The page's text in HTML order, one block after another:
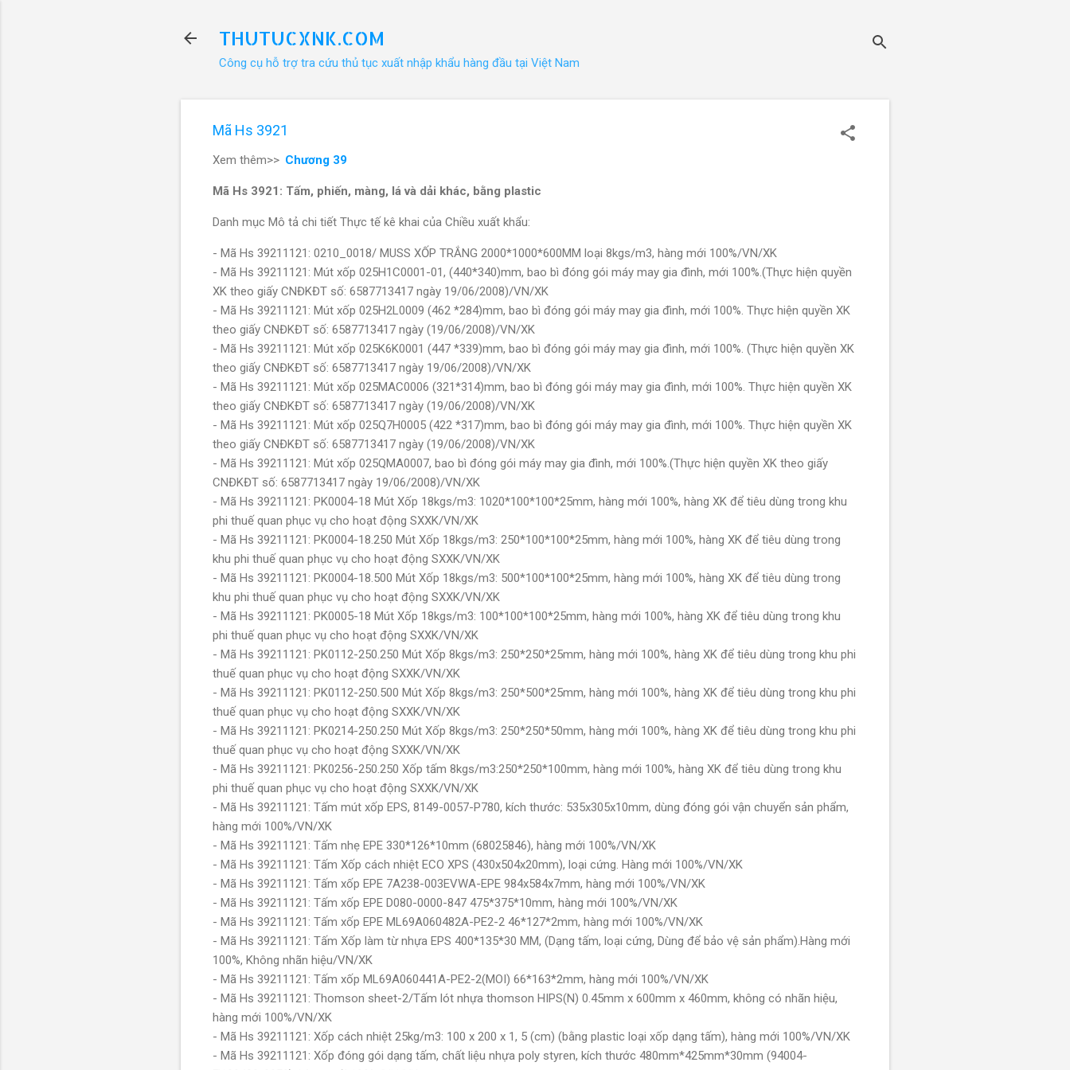
THUTUCXNK.COM
Công cụ hỗ trợ tra cứu thủ tục xuất nhập khẩu hàng đầu tại Việt Nam
Mã Hs 3921
Xem thêm>> Chương 39
Mã Hs 3921: Tấm, phiến, màng, lá và dải khác, bằng plastic
Danh mục Mô tả chi tiết Thực tế kê khai của Chiều xuất khẩu:
- Mã Hs 39211121: 0210_0018/ MUSS XỐP TRẮNG 2000*1000*600MM loại 8kgs/m3, hàng mới 100%/VN/XK
- Mã Hs 39211121: Mút xốp 025H1C0001-01, (440*340)mm, bao bì đóng gói máy may gia đình, mới 100%.(Thực hiện quyền
XK theo giấy CNĐKĐT số: 6587713417 ngày 19/06/2008)/VN/XK
- Mã Hs 39211121: Mút xốp 025H2L0009 (462 *284)mm, bao bì đóng gói máy may gia đình, mới 100%. Thực hiện quyền XK
theo giấy CNĐKĐT số: 6587713417 ngày (19/06/2008)/VN/XK
- Mã Hs 39211121: Mút xốp 025K6K0001 (447 *339)mm, bao bì đóng gói máy may gia đình, mới 100%. (Thực hiện quyền XK
theo giấy CNĐKĐT số: 6587713417 ngày 19/06/2008)/VN/XK
- Mã Hs 39211121: Mút xốp 025MAC0006 (321*314)mm, bao bì đóng gói máy may gia đình, mới 100%. Thực hiện quyền XK
theo giấy CNĐKĐT số: 6587713417 ngày (19/06/2008)/VN/XK
- Mã Hs 39211121: Mút xốp 025Q7H0005 (422 *317)mm, bao bì đóng gói máy may gia đình, mới 100%. Thực hiện quyền XK
theo giấy CNĐKĐT số: 6587713417 ngày (19/06/2008)/VN/XK
- Mã Hs 39211121: Mút xốp 025QMA0007, bao bì đóng gói máy may gia đình, mới 100%.(Thực hiện quyền XK theo giấy
CNĐKĐT số: 6587713417 ngày 19/06/2008)/VN/XK
- Mã Hs 39211121: PK0004-18 Mút Xốp 18kgs/m3: 1020*100*100*25mm, hàng mới 100%, hàng XK để tiêu dùng trong khu
phi thuế quan phục vụ cho hoạt động SXXK/VN/XK
- Mã Hs 39211121: PK0004-18.250 Mút Xốp 18kgs/m3: 250*100*100*25mm, hàng mới 100%, hàng XK để tiêu dùng trong
khu phi thuế quan phục vụ cho hoạt động SXXK/VN/XK
- Mã Hs 39211121: PK0004-18.500 Mút Xốp 18kgs/m3: 500*100*100*25mm, hàng mới 100%, hàng XK để tiêu dùng trong
khu phi thuế quan phục vụ cho hoạt động SXXK/VN/XK
- Mã Hs 39211121: PK0005-18 Mút Xốp 18kgs/m3: 100*100*100*25mm, hàng mới 100%, hàng XK để tiêu dùng trong khu
phi thuế quan phục vụ cho hoạt động SXXK/VN/XK
- Mã Hs 39211121: PK0112-250.250 Mút Xốp 8kgs/m3: 250*250*25mm, hàng mới 100%, hàng XK để tiêu dùng trong khu phi
thuế quan phục vụ cho hoạt động SXXK/VN/XK
- Mã Hs 39211121: PK0112-250.500 Mút Xốp 8kgs/m3: 250*500*25mm, hàng mới 100%, hàng XK để tiêu dùng trong khu phi
thuế quan phục vụ cho hoạt động SXXK/VN/XK
- Mã Hs 39211121: PK0214-250.250 Mút Xốp 8kgs/m3: 250*250*50mm, hàng mới 100%, hàng XK để tiêu dùng trong khu phi
thuế quan phục vụ cho hoạt động SXXK/VN/XK
- Mã Hs 39211121: PK0256-250.250 Xốp tấm 8kgs/m3:250*250*100mm, hàng mới 100%, hàng XK để tiêu dùng trong khu
phi thuế quan phục vụ cho hoạt động SXXK/VN/XK
- Mã Hs 39211121: Tấm mút xốp EPS, 8149-0057-P780, kích thước: 535x305x10mm, dùng đóng gói vận chuyển sản phẩm,
hàng mới 100%/VN/XK
- Mã Hs 39211121: Tấm nhẹ EPE 330*126*10mm (68025846), hàng mới 100%/VN/XK
- Mã Hs 39211121: Tấm Xốp cách nhiệt ECO XPS (430x504x20mm), loại cứng. Hàng mới 100%/VN/XK
- Mã Hs 39211121: Tấm xốp EPE 7A238-003EVWA-EPE 984x584x7mm, hàng mới 100%/VN/XK
- Mã Hs 39211121: Tấm xốp EPE D080-0000-847 475*375*10mm, hàng mới 100%/VN/XK
- Mã Hs 39211121: Tấm xốp EPE ML69A060482A-PE2-2 46*127*2mm, hàng mới 100%/VN/XK
- Mã Hs 39211121: Tấm Xốp làm từ nhựa EPS 400*135*30 MM, (Dạng tấm, loại cứng, Dùng để bảo vệ sản phẩm).Hàng mới
100%, Không nhãn hiệu/VN/XK
- Mã Hs 39211121: Tấm xốp ML69A060441A-PE2-2(MOI) 66*163*2mm, hàng mới 100%/VN/XK
- Mã Hs 39211121: Thomson sheet-2/Tấm lót nhựa thomson HIPS(N) 0.45mm x 600mm x 460mm, không có nhãn hiệu,
hàng mới 100%/VN/XK
- Mã Hs 39211121: Xốp cách nhiệt 25kg/m3: 100 x 200 x 1, 5 (cm) (bằng plastic loại xốp dạng tấm), hàng mới 100%/VN/XK
- Mã Hs 39211121: Xốp đóng gói dạng tấm, chất liệu nhựa poly styren, kích thước 480mm*425mm*30mm (94004-